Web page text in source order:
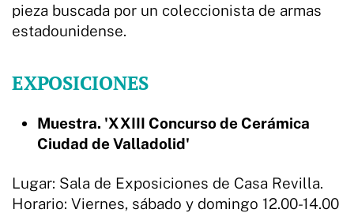
pieza buscada por un coleccionista de armas
estadounidense.
EXPOSICIONES
Muestra. 'XXIII Concurso de Cerámica
Ciudad de Valladolid'
Lugar: Sala de Exposiciones de Casa Revilla.
Horario: Viernes, sábado y domingo 12.00-14.00